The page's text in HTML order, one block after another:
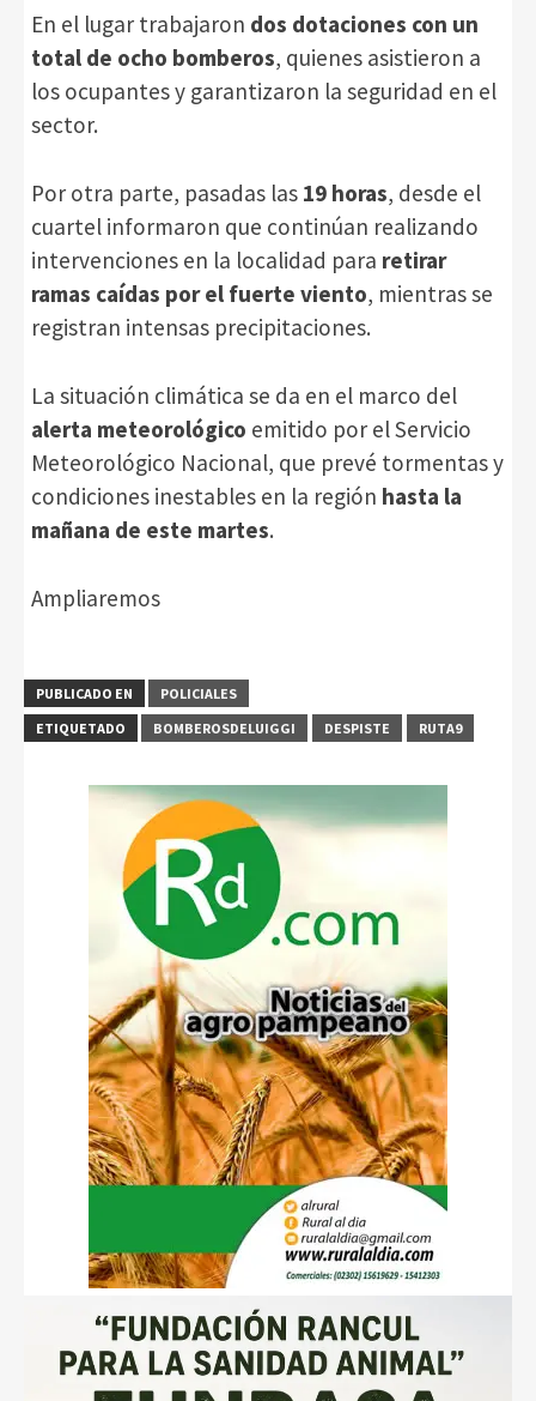
En el lugar trabajaron dos dotaciones con un
total de ocho bomberos, quienes asistieron a
los ocupantes y garantizaron la seguridad en el
sector.
Por otra parte, pasadas las 19 horas, desde el
cuartel informaron que continúan realizando
intervenciones en la localidad para retirar
ramas caídas por el fuerte viento, mientras se
registran intensas precipitaciones.
La situación climática se da en el marco del
alerta meteorológico emitido por el Servicio
Meteorológico Nacional, que prevé tormentas y
condiciones inestables en la región hasta la
mañana de este martes.
Ampliaremos
PUBLICADO EN
POLICIALES
ETIQUETADO
BOMBEROSDELUIGGI DESPISTE RUTA9